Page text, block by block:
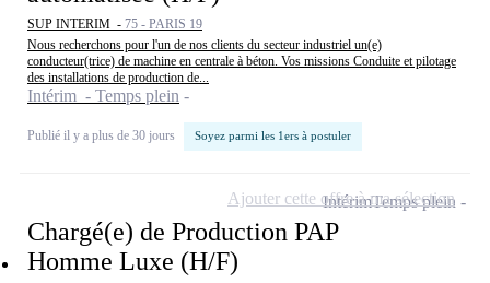
SUP INTERIM - 75 - PARIS 19
Nous recherchons pour l'un de nos clients du secteur industriel un(e)
conducteur(trice) de machine en centrale à béton. Vos missions Conduite et pilotage
des installations de production de...
Intérim - Temps plein
Publié il y a plus de 30 jours Soyez parmi les 1ers à postuler
Chargé(e) de Production PAP
Homme Luxe (H/F)
IntérimTemps plein
Ajouter cette offre à ma sélection